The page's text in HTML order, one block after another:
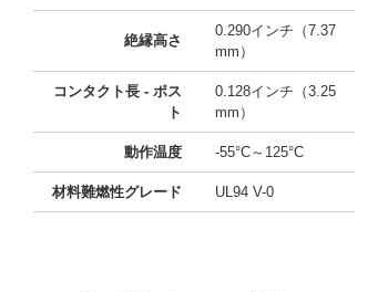
絶縁高さ
0.290インチ（7.37
mm）
コンタクト長 - ポス
ト
0.128インチ（3.25
mm）
動作温度 -55°C～125°C
材料難燃性グレード UL94 V-0